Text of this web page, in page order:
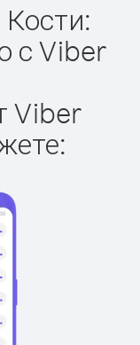
с Viber
Viber